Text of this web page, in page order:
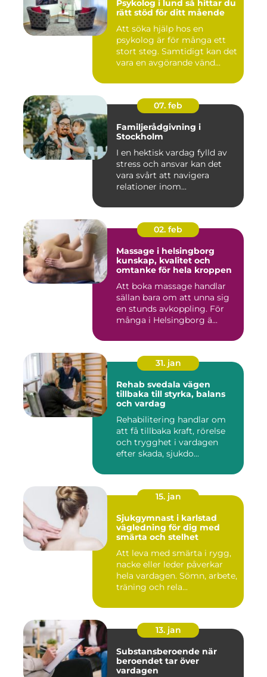
Psykolog i lund så hittar du
rätt stöd för ditt mående
Att söka hjälp hos en
psykolog är för många ett
stort steg. Samtidigt kan det
vara en avgörande vänd...
07. feb
Familjerådgivning i
Stockholm
I en hektisk vardag fylld av
stress och ansvar kan det
vara svårt att navigera
relationer inom...
02. feb
Massage i helsingborg
kunskap, kvalitet och
omtanke för hela kroppen
Att boka massage handlar
sällan bara om att unna sig
en stunds avkoppling. För
många i Helsingborg ä...
31. jan
Rehab svedala vägen
tillbaka till styrka, balans
och vardag
Rehabilitering handlar om
att få tillbaka kraft, rörelse
och trygghet i vardagen
efter skada, sjukdo...
15. jan
Sjukgymnast i karlstad
vägledning för dig med
smärta och stelhet
Att leva med smärta i rygg,
nacke eller leder påverkar
hela vardagen. Sömn, arbete,
träning och rela...
13. jan
Substansberoende när
beroendet tar över
vardagen